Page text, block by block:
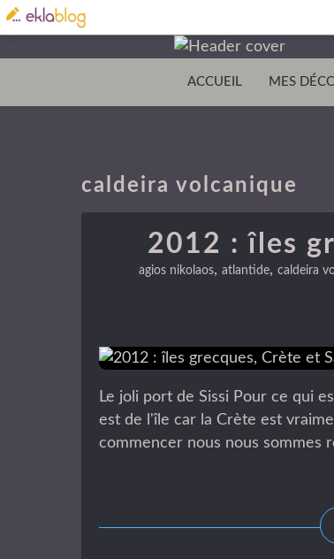
ACCUEIL MES
caldeira volcanique
2012 : îles
agios nikolaos, atlantide, caldeira
Le joli port de Sissi Pour ce qui
est de l'île car la Crète est
commencer nous nous sommes